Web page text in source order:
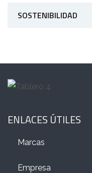
SOSTENIBILIDAD
ENLACES ÚTILES
Marcas
Empresa